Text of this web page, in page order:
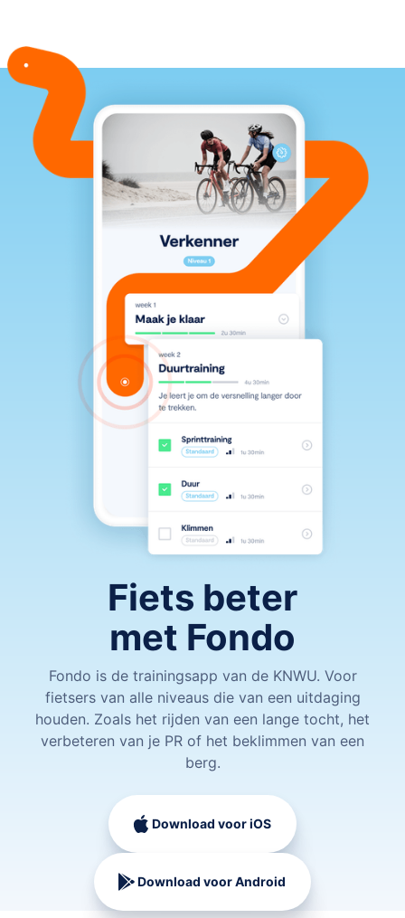
Fiets beter
met Fondo
Fondo is de trainingsapp van de KNWU. Voor
fietsers van alle niveaus die van een uitdaging
houden. Zoals het rijden van een lange tocht, het
verbeteren van je PR of het beklimmen van een
berg.
Download voor iOS
Download voor Android